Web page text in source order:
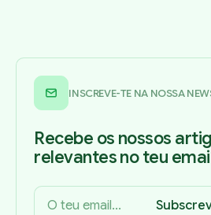
INSCREVE-TE NA NOSSA
Recebe os nossos
relevantes no teu